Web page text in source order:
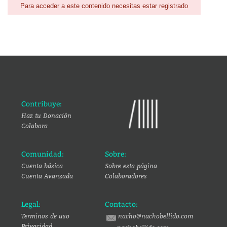
Para acceder a este contenido necesitas estar registrado
Contribuye:
Haz tu Donación
Colabora
Comunidad:
Cuenta básica
Cuenta Avanzada
Sobre:
Sobre esta página
Colaboradores
Legal:
Terminos de uso
Contacto:
nacho@nachobellido.com